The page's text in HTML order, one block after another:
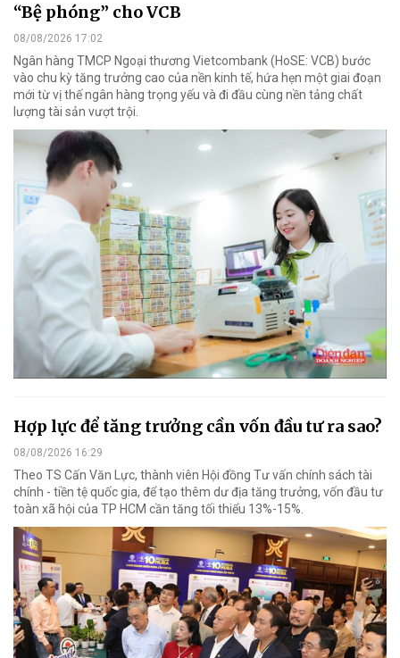
“Bệ phóng” cho VCB
08/08/2026 17:02
Ngân hàng TMCP Ngoại thương Vietcombank (HoSE: VCB) bước
vào chu kỳ tăng trưởng cao của nền kinh tế, hứa hẹn một giai đoạn
mới từ vị thế ngân hàng trọng yếu và đi đầu cùng nền tảng chất
lượng tài sản vượt trội.
Hợp lực để tăng trưởng cần vốn đầu tư ra sao?
08/08/2026 16:29
Theo TS Cấn Văn Lực, thành viên Hội đồng Tư vấn chính sách tài
chính - tiền tệ quốc gia, để tạo thêm dư địa tăng trưởng, vốn đầu tư
toàn xã hội của TP HCM cần tăng tối thiểu 13%-15%.